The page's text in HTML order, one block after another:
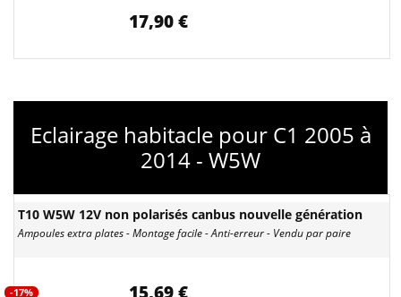
17,90 €
Eclairage habitacle pour C1 2005 à
2014 - W5W
T10 W5W 12V non polarisés canbus nouvelle génération
Ampoules extra plates - Montage facile - Anti-erreur - Vendu par paire
-17%